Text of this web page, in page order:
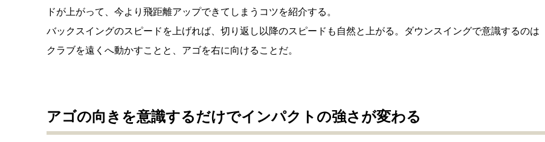
ドが上がって、今より飛距離アップできてしまうコツを紹介する。
バックスイングのスピードを上げれば、切り返し以降のスピードも自然と上がる。ダウンスイングで意識するのは
クラブを遠くへ動かすことと、アゴを右に向けることだ。
アゴの向きを意識するだけでインパクトの強さが変わる